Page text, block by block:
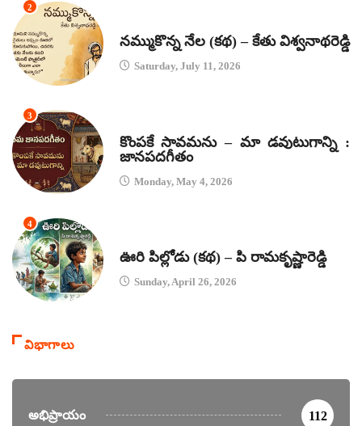
2
నమ్ముకొన్న నేల (కథ) – కేతు విశ్వనాథరెడ్డి
Saturday, July 11, 2026
3
కొంపకే సావమను – మా డవుటుగాన్ని :
జానపదగీతం
Monday, May 4, 2026
4
ఊరి పిల్లోడు (కథ) – పి రామకృష్ణారెడ్డి
Sunday, April 26, 2026
విభాగాలు
అభిప్రాయం 112